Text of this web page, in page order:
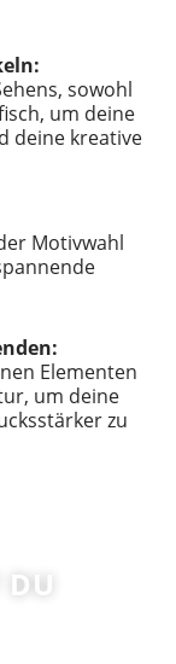
sowohl
um deine
deine kreative
Motivwahl
Elementen
um deine
zu